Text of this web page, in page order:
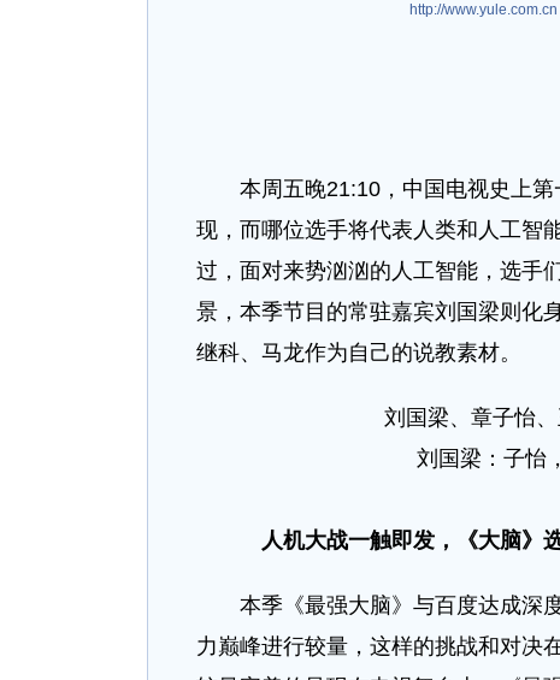
http://www.yule.com.cn
本周五晚21:10，中国电视史上第
现，而哪位选手将代表人类和人工智
过，面对来势汹汹的人工智能，选手
景，本季节目的常驻嘉宾刘国梁则化
继科、马龙作为自己的说教素材。
刘国梁、章子怡
刘国梁：子怡
人机大战一触即发，《大脑》
本季《最强大脑》与百度达成深度
力巅峰进行较量，这样的挑战和对决